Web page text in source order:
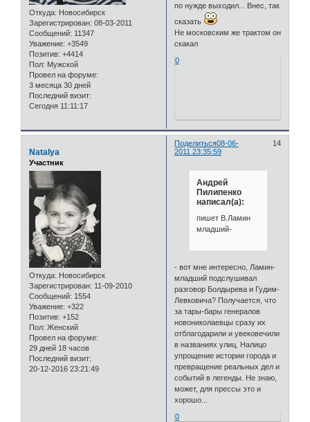
Откуда: Новосибирск
Зарегистрирован: 08-03-2011
Сообщений: 11347
Уважение: +3549
Позитив: +4414
Пол: Мужской
Провел на форуме:
3 месяца 30 дней
Последний визит:
Сегодня 11:11:17
по нужде выходил... Внес, так
сказать
Не московским же трактом он
скакал
0
Поделиться 14
08-06-
2011 23:35:59
Natalya
Участник
Откуда: Новосибирск
Зарегистрирован: 11-09-2010
Сообщений: 1554
Уважение: +322
Позитив: +152
Пол: Женский
Провел на форуме:
29 дней 18 часов
Последний визит:
20-12-2016 23:21:49
Андрей
Пилипенко
написал(а):
пишет В.Ламин
младший-
- вот мне интересно, Ламин-
младший подслушивал
разговор Болдырева и Гудим-
Левковича? Получается, что
за тары-бары генералов
новониколаевцы сразу их
отблагодарили и увековечили
в названиях улиц. Налицо
упрощение истории города и
превращение реальных дел и
событий в легенды. Не знаю,
может, для прессы это и
хорошо...
0